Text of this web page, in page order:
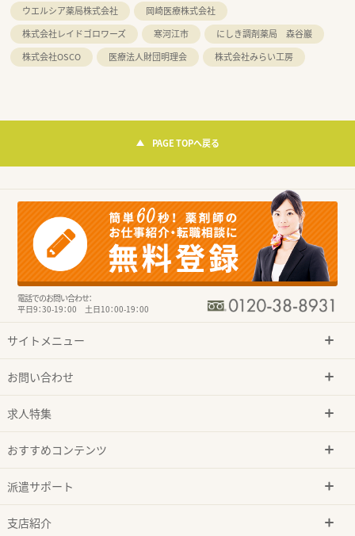
ウエルシア薬局株式会社
岡崎医療株式会社
株式会社レイドゴロワーズ
寒河江市
にしき調剤薬局 森谷巖
株式会社OSCO
医療法人財団明理会 株式会社みらい工房
PAGE TOPへ戻る
電話でのお問い合わせ：
平日9：30-19：00 土日10：00-19：00
サイトメニュー
お問い合わせ
求人特集
おすすめコンテンツ
派遣サポート
支店紹介